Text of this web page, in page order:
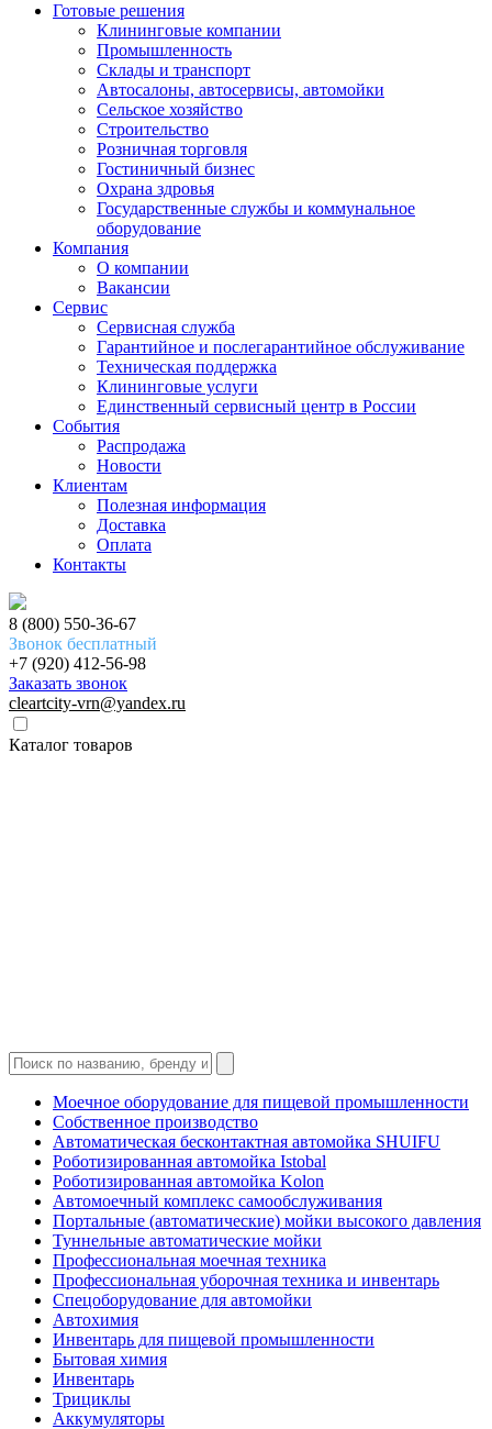
Готовые решения
Клининговые компании
Промышленность
Склады и транспорт
Автосалоны, автосервисы, автомойки
Сельское хозяйство
Строительство
Розничная торговля
Гостиничный бизнес
Охрана здровья
Государственные службы и коммунальное
оборудование
Компания
О компании
Вакансии
Сервис
Сервисная служба
Гарантийное и послегарантийное обслуживание
Техническая поддержка
Клининговые услуги
Единственный сервисный центр в России
События
Распродажа
Новости
Клиентам
Полезная информация
Доставка
Оплата
Контакты
8 (800) 550-36-67
Звонок бесплатный
+7 (920) 412-56-98
Заказать звонок
cleartcity-vrn@yandex.ru
Каталог товаров
Моечное оборудование для пищевой промышленности
Собственное производство
Автоматическая бесконтактная автомойка SHUIFU
Роботизированная автомойка Istobal
Роботизированная автомойка Kolon
Автомоечный комплекс самообслуживания
Портальные (автоматические) мойки высокого давления
Туннельные автоматические мойки
Профессиональная моечная техника
Профессиональная уборочная техника и инвентарь
Спецоборудование для автомойки
Автохимия
Инвентарь для пищевой промышленности
Бытовая химия
Инвентарь
Трициклы
Аккумуляторы